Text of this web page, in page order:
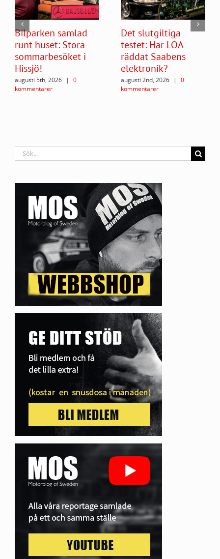
Bilparken samlad
runt huset: Stora
sommarbesöket i
Hissjö!
augusti 5th, 2026 |
0
kommentarer
Det slutgiltiga
testet: Har LOA
räddat Saabens
elektronik?
augusti 2nd, 2026 |
0
kommentarer
Sök
efter: